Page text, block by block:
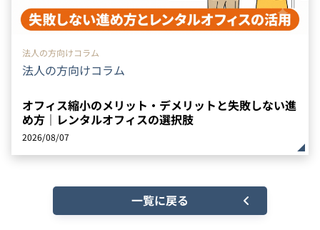
法人の方向けコラム
法人の方向けコラム
オフィス縮小のメリット・デメリットと失敗しない進
め方｜レンタルオフィスの選択肢
2026/08/07
一覧に戻る